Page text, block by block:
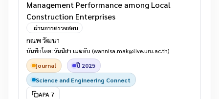
Management Performance among Local
Construction Enterprises
ผ่านการตรวจสอบ
กณพ วัฒนา
บันทึกโดย: วันนิสา เมฆทับ (wannisa.mak@live.uru.ac.th)
journal
ปี 2025
Science and Engineering Connect
APA 7